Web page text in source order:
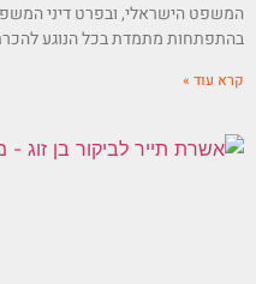
המשפט הישראלי, ובפרט דיני
בהתפתחות מתמדת בכל הנוגע
קרא עוד »